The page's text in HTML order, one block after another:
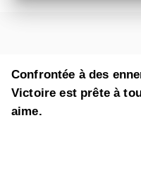
Confrontée à des
Victoire est prête à
aime.